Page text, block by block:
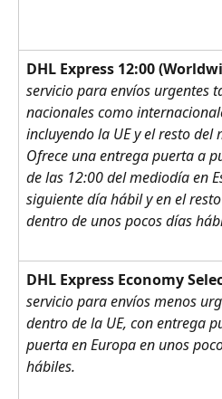
DHL Express 12:00
servicio para envíos urgentes
nacionales como
incluyendo la UE y el resto del
Ofrece una entrega puerta a
de las 12:00 del mediodía en
siguiente día hábil y en el
dentro de unos pocos días
DHL Express Economy
servicio para envíos menos
dentro de la UE, con entrega
puerta en Europa en unos
hábiles.